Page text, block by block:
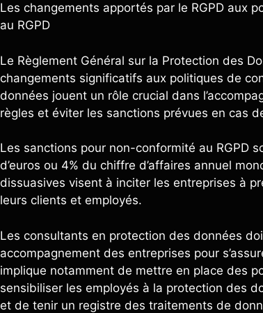
Les changements apportés par le RGPD aux
au RGPD
Le Règlement Général sur la Protection des
changements significatifs aux politiques de
données jouent un rôle crucial dans
règles et éviter les sanctions prévues en cas
Les sanctions pour non-conformité au RGPD
d’euros ou 4% du chiffre d’affaires annuel
dissuasives visent à inciter les entreprises à
leurs clients et employés.
Les consultants en protection des données
accompagnement des entreprises pour
implique notamment de mettre en place des
sensibiliser les employés à la protection des
et de tenir un registre des traitements de